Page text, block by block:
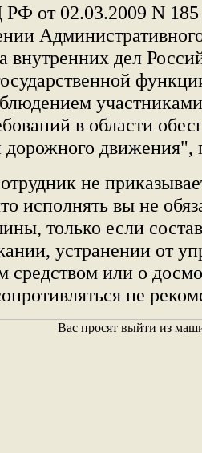
от 02.03.2009 N 185
внутренних дел
в области
дорожного движения",
не
исполнять вы не
только если
устранении от
средством или о
не